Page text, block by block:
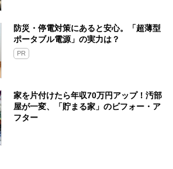
防災・停電対策にあると安心。「超薄型
ポータブル電源」の実力は？​
PR
家を片付けたら年収70万円アップ！汚部
屋が一変、「貯まる家」のビフォー・ア
フター